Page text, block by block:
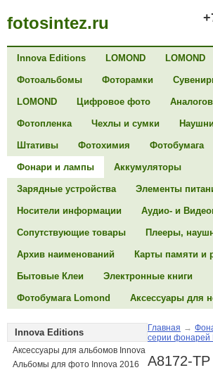
fotosintez.ru
Innova Editions LOMOND LOMOND
Фотоальбомы Фоторамки
LOMOND Цифровое фото
Фотопленка Чехлы и сумки
Штативы Фотохимия Фотобумага
Фонари и лампы Аккумуляторы
Зарядные устройства Элементы
Носители информации Аудио- и
Сопутствующие товары Плееры,
Архив наименований Карты памяти и
Бытовые Клеи Электронные книги
Фотобумага Lomond Аксессуары для
Innova Editions
Аксессуары для альбомов Innova
Альбомы для фото Innova 2016
Главная →
серии фонарей
A8172-TP